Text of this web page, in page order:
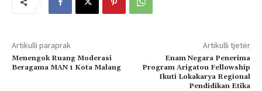
Artikulli paraprak
Menengok Ruang Moderasi
Beragama MAN 1 Kota Malang
Artikulli tjetër
Enam Negara Penerima
Program Arigatou Fellowship
Ikuti Lokakarya Regional
Pendidikan Etika